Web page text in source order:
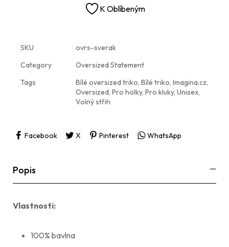
K Oblíbeným
SKU
ovrs-sverak
Category
Oversized Statement
Tags
Bílé oversized triko, Bílé triko, Imagina.cz,
Oversized, Pro holky, Pro kluky, Unisex,
Volný střih
Facebook X Pinterest WhatsApp
Popis
Vlastnosti:
100% bavlna